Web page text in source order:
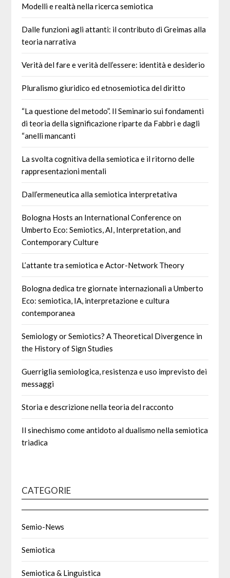
Modelli e realtà nella ricerca semiotica
Dalle funzioni agli attanti: il contributo di Greimas alla
teoria narrativa
Verità del fare e verità dell’essere: identità e desiderio
Pluralismo giuridico ed etnosemiotica del diritto
“La questione del metodo”. Il Seminario sui fondamenti
di teoria della significazione riparte da Fabbri e dagli
“anelli mancanti
La svolta cognitiva della semiotica e il ritorno delle
rappresentazioni mentali
Dall’ermeneutica alla semiotica interpretativa
Bologna Hosts an International Conference on
Umberto Eco: Semiotics, AI, Interpretation, and
Contemporary Culture
L’attante tra semiotica e Actor-Network Theory
Bologna dedica tre giornate internazionali a Umberto
Eco: semiotica, IA, interpretazione e cultura
contemporanea
Semiology or Semiotics? A Theoretical Divergence in
the History of Sign Studies
Guerriglia semiologica, resistenza e uso imprevisto dei
messaggi
Storia e descrizione nella teoria del racconto
Il sinechismo come antidoto al dualismo nella semiotica
triadica
CATEGORIE
Semio-News
Semiotica
Semiotica & Linguistica